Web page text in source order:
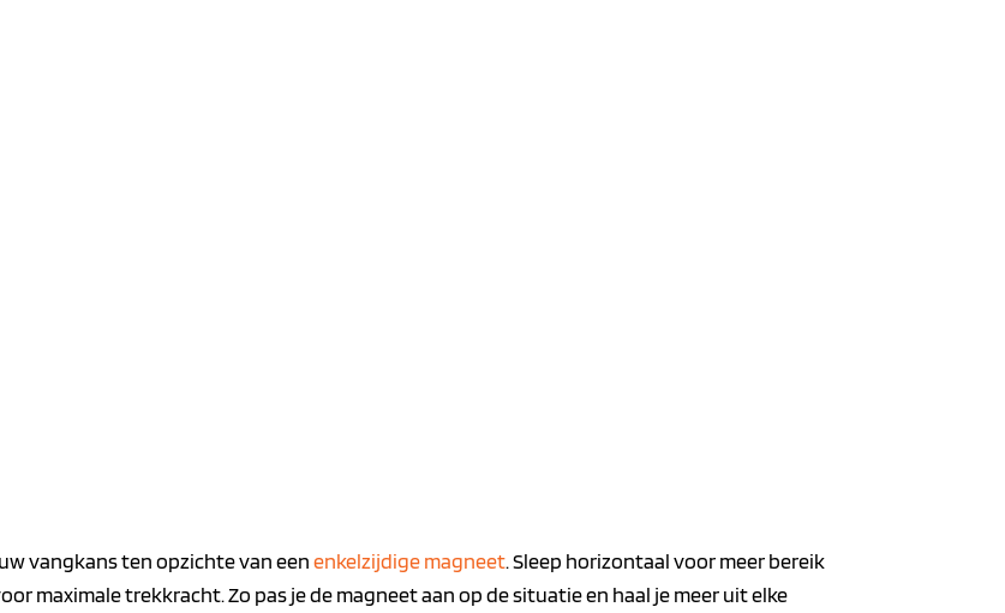
vangkans ten opzichte van eenenkelzijdige magneet. Sleep horizontaal voor meer bereik
maximale trekkracht. Zo pas je de magneet aan op de situatie en haal je meer uit elke